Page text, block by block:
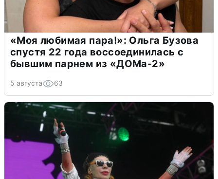
«Моя любимая пара!»: Ольга Бузова
спустя 22 года воссоединилась с
бывшим парнем из «ДОМа-2»
5 августа 63